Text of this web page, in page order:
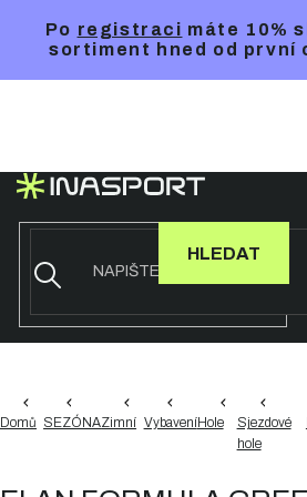
Po registraci máte 10%
sortiment hned od první
HLEDAT
Domů SEZÓNAZimní VybaveníHole
Sjezdové
hole